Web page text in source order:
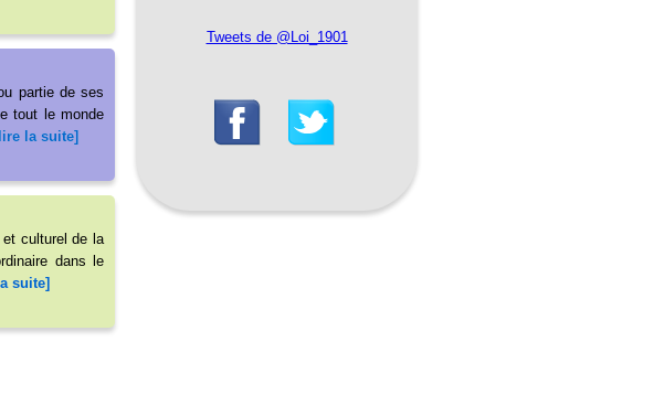
partie de ses
tout le monde
la suite]
culturel de la
dans le
suite]
Tweets de @Loi_1901